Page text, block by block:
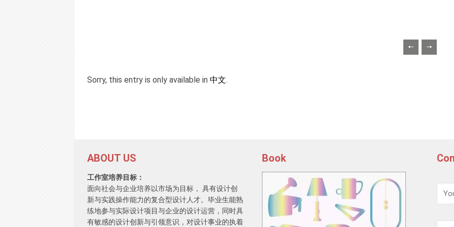
Sorry, this entry is only available in 中文.
ABOUT US
工作室培养目标：
面向社会与企业培养以市场为目标， 具有设计创
新与实践操作能力的复合型设计人才。毕业生能熟
练地参与实际设计项目与企业的设计运营，同时具
有敏感的设计创新与引领意识，对设计事业的执着
Book